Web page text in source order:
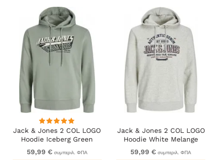
Jack & Jones 2 COL LOGO
Hoodie Iceberg Green
59,99 € συμπεριλ. ΦΠΑ
Jack & Jones 2 COL LOGO
Hoodie White Melange
59,99 € συμπεριλ. ΦΠΑ